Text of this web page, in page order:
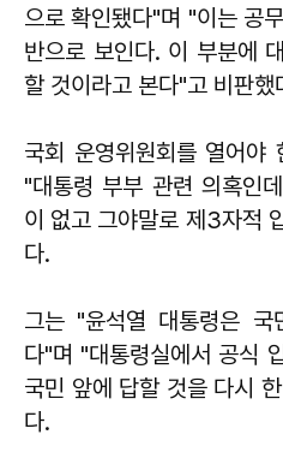
으로 확인됐다"며 "이는 공
반으로 보인다. 이 부분에
할 것이라고 본다"고 비판했
국회 운영위원회를 열어야
"대통령 부부 관련 의혹인
이 없고 그야말로 제3자적
다.
그는 "윤석열 대통령은
다"며 "대통령실에서 공식
국민 앞에 답할 것을 다시
다.